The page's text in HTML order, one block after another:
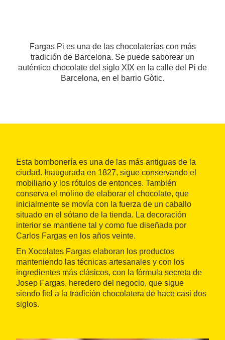
Fargas Pi es una de las chocolaterías con más
tradición de Barcelona. Se puede saborear un
auténtico chocolate del siglo XIX en la calle del Pi de
Barcelona, en el barrio Gòtic.
Esta bombonería es una de las más antiguas de la
ciudad. Inaugurada en 1827, sigue conservando el
mobiliario y los rótulos de entonces. También
conserva el molino de elaborar el chocolate, que
inicialmente se movía con la fuerza de un caballo
situado en el sótano de la tienda. La decoración
interior se mantiene tal y como fue diseñada por
Carlos Fargas en los años veinte.
En Xocolates Fargas elaboran los productos
manteniendo las técnicas artesanales y con los
ingredientes más clásicos, con la fórmula secreta de
Josep Fargas, heredero del negocio, que sigue
siendo fiel a la tradición chocolatera de hace casi dos
siglos.